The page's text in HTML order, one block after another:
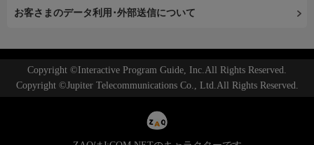
お客さまのデータ利用･外部送信について
Copyright ©Interactive Program Guide, Inc.All Rights Reserved.
Copyright ©Jupiter Telecommunications Co., Ltd.All Rights Reserved.